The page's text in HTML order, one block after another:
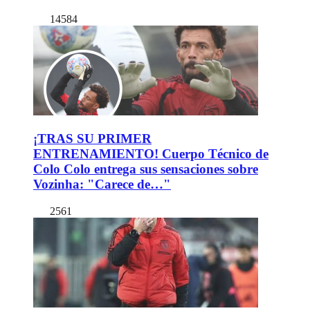
14584
¡TRAS SU PRIMER
ENTRENAMIENTO! Cuerpo Técnico de
Colo Colo entrega sus sensaciones sobre
Vozinha: "Carece de…"
2561